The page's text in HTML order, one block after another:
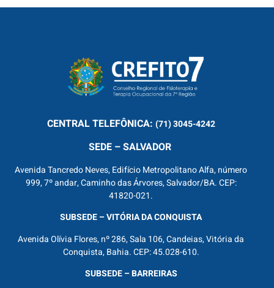
CENTRALTELEFÔNICA: (71) 3045-4242
SEDE – SALVADOR
Avenida Tancredo Neves, Edifício Metropolitano Alfa, número
999, 7º andar, Caminho das Árvores, Salvador/BA. CEP:
41820-021.
SUBSEDE – VITÓRIA DA CONQUISTA
Avenida Olívia Flores, nº 286, Sala 106, Candeias, Vitória da
Conquista, Bahia. CEP: 45.028-610.
SUBSEDE – BARREIRAS